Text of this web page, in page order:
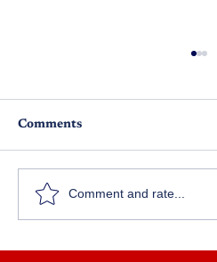
Comments
Comment and rate...